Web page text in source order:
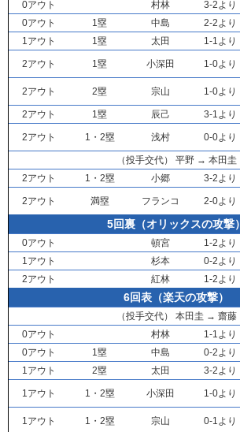
0アウト
村林 3-2より
0アウト
1塁 中島 2-2より
1アウト
1塁 太田 1-1より
2アウト 1塁 小深田 1-0より
2アウト 2塁 宗山 1-0より
2アウト
1塁 辰己 3-1より
2アウト 1・2塁 浅村 0-0より
（投手交代） 平野→ 本田圭
2アウト
1・2塁 小郷 3-2より
2アウト 満塁 フランコ 2-0より
5回裏（オリックスの攻撃）
0アウト 頓宮 1-2より
1アウト
杉本 0-2より
2アウト
紅林 1-2より
6回表（楽天の攻撃）
（投手交代） 本田圭→ 齋藤
0アウト
村林 1-1より
0アウト
1塁 中島 0-2より
1アウト
2塁 太田 3-2より
1アウト 1・2塁 小深田 1-0より
1アウト 1・2塁 宗山 0-1より